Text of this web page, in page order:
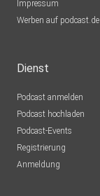
Impressum
Werben auf podcast.de
Dienst
Podcast anmelden
Podcast hochladen
Podcast-Events
Registrierung
Anmeldung